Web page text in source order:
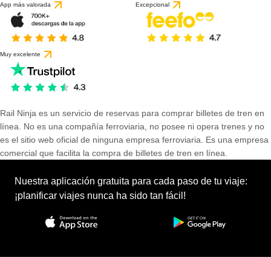
App más valorada Excepcional
Muy excelente
Rail Ninja es un servicio de reservas para comprar billetes de tren en
línea. No es una compañía ferroviaria, no posee ni opera trenes y no
es el sitio web oficial de ninguna empresa ferroviaria. Es una empresa
comercial que facilita la compra de billetes de tren en línea.
Nuestra aplicación gratuita para cada paso de tu viaje:
¡planificar viajes nunca ha sido tan fácil!